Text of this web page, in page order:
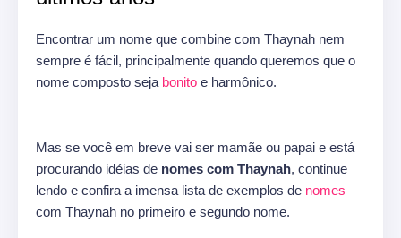
Encontrar um nome que combine com Thaynah nem
sempre é fácil, principalmente quando queremos que o
nome composto seja bonito e harmônico.
Mas se você em breve vai ser mamãe ou papai e está
procurando idéias de nomes com Thaynah, continue
lendo e confira a imensa lista de exemplos de nomes
com Thaynah no primeiro e segundo nome.